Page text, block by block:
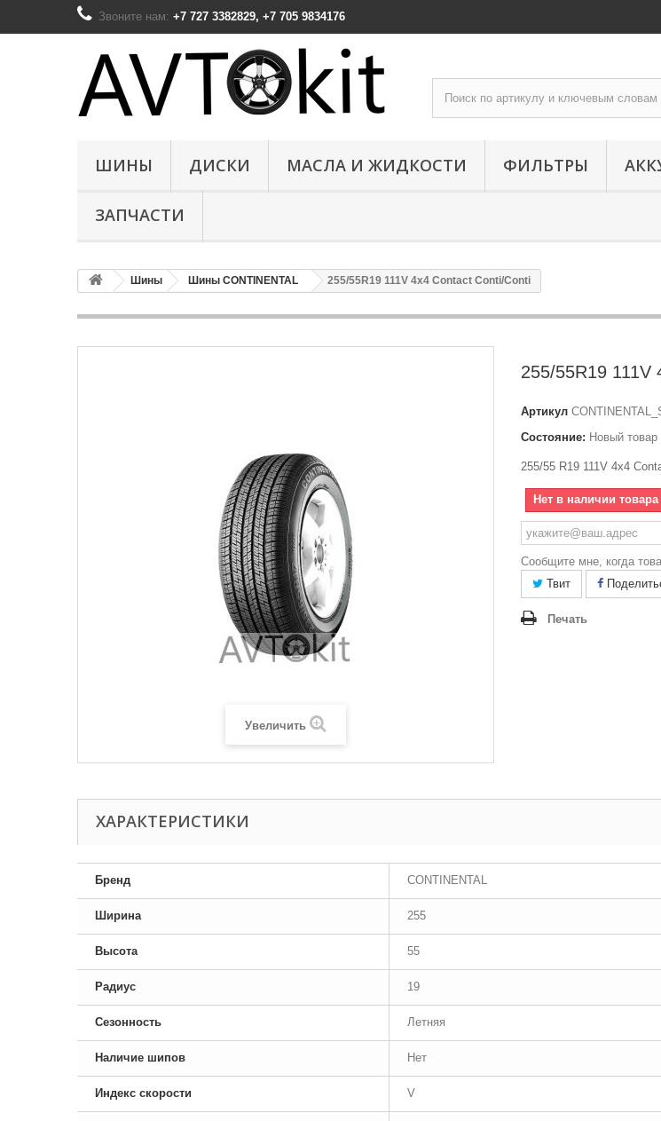
Звоните нам: +7 727 3382829, +7 705 9834176
ШИНЫ ДИСКИ МАСЛА И ЖИДКОСТИ ФИЛЬТРЫ
ЗАПЧАСТИ
Шины Шины CONTINENTAL 255/55R19 111V 4x4 Contact Conti/Conti
Увеличить
255/55R19 111V
Артикул
Состояние: Новый товар
255/55 R19 111V 4x4
Нет в наличии товара
Сообщите мне, когда
Твит
Печать
ХАРАКТЕРИСТИКИ
Бренд CONTINENTAL
Ширина 255
Высота 55
Радиус 19
Сезонность Летняя
Наличие шипов Нет
Индекс скорости V